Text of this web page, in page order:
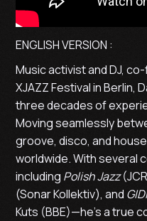
ENGLISH VERSION :
Music activist and DJ,
XJAZZ Festival in Berlin,
three decades of
Moving seamlessly
groove, disco, and
worldwide. With several
including Polish Jazz
(Sonar Kollektiv), and
Kuts (BBE)—he’s a true